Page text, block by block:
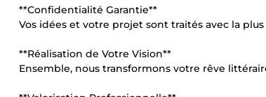
**Confidentialité Garantie**
Vos idées et votre projet sont traités avec la
**Réalisation de Votre Vision**
Ensemble, nous transformons votre rêve